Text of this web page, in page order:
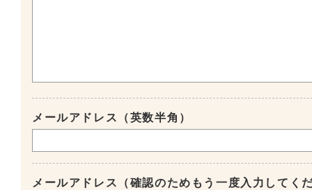
メールアドレス（英数半角）
メールアドレス（確認のためもう一度入力してく